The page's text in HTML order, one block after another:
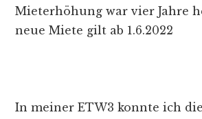
Mieterhöhung war vier Jahre
neue Miete gilt ab 1.6.2022
In meiner ETW3 konnte ich